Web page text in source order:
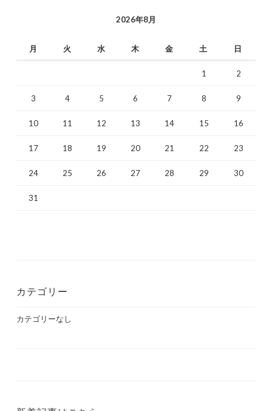
2026年8月
月 火 水 木 金 土 日
1 2
3 4 5 6 7 8 9
10 11 12 13 14 15 16
17 18 19 20 21 22 23
24 25 26 27 28 29 30
31
カテゴリー
カテゴリーなし